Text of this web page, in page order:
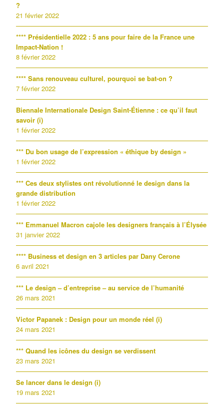
?
21 février 2022
**** Présidentielle 2022 : 5 ans pour faire de la France une
Impact-Nation !
8 février 2022
**** Sans renouveau culturel, pourquoi se bat-on ?
7 février 2022
Biennale Internationale Design Saint-Étienne : ce qu’il faut
savoir (i)
1 février 2022
*** Du bon usage de l’expression « éthique by design »
1 février 2022
*** Ces deux stylistes ont révolutionné le design dans la
grande distribution
1 février 2022
*** Emmanuel Macron cajole les designers français à l’Élysée
31 janvier 2022
**** Business et design en 3 articles par Dany Cerone
6 avril 2021
*** Le design – d’entreprise – au service de l’humanité
26 mars 2021
Victor Papanek : Design pour un monde réel (i)
24 mars 2021
*** Quand les icônes du design se verdissent
23 mars 2021
Se lancer dans le design (i)
19 mars 2021